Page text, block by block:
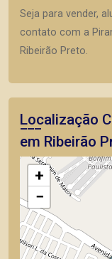
Seja para vender,
contato com a
Ribeirão Preto.
Localização
em Ribeirão
+
−